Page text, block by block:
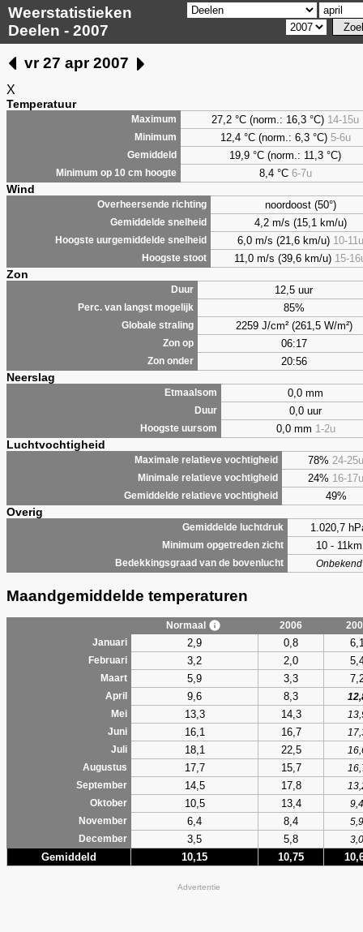
Weerstatistieken
Deelen - 2007
vr 27 apr 2007
X
Temperatuur
Maximum 27,2 °C (norm.: 16,3 °C) 14-15u
Minimum 12,4 °C (norm.: 6,3 °C) 5-6u
Gemiddeld 19,9 °C (norm.: 11,3 °C)
Minimum op 10 cm hoogte 8,4°C 6-7u
Wind
Overheersende richting noordoost (50°)
Gemiddelde snelheid 4,2 m/s (15,1 km/u)
Hoogste uurgemiddelde snelheid 6,0 m/s (21,6 km/u) 10-11u
Hoogste stoot 11,0 m/s (39,6 km/u) 15-
Zon
Duur 12,5 uur
Perc. van langst mogelijk 85%
Globale straling 2259 J/cm² (261,5 W/m²)
Zon op 06:17
Zon onder 20:56
Neerslag
Etmaalsom 0,0 mm
Duur 0,0 uur
Hoogste uursom 0,0 mm 1-2u
Luchtvochtigheid
Maximale relatieve vochtigheid 78% 24-25u
Minimale relatieve vochtigheid 24% 16-17u
Gemiddelde relatieve vochtigheid 49%
Overig
Gemiddelde luchtdruk 1.020,7
Minimum opgetreden zicht 10 - 11km
Bedekkingsgraad van de bovenlucht Onbekend
Maandgemiddelde temperaturen
Normaal 2006
Januari
2,9 0,8
Februari 3,2 2,0
Maart 5,9 3,3
April 9,6 8,3
Mei
13,3 14,3
Juni
16,1 16,7
Juli
18,1 22,5
Augustus
17,7 15,7
September
14,5 17,8
Oktober
10,5 13,4
9,4
November
6,4 8,4
5,9
December
3,5 5,8 3,0
Gemiddeld 10,15 10,75
Advertentie